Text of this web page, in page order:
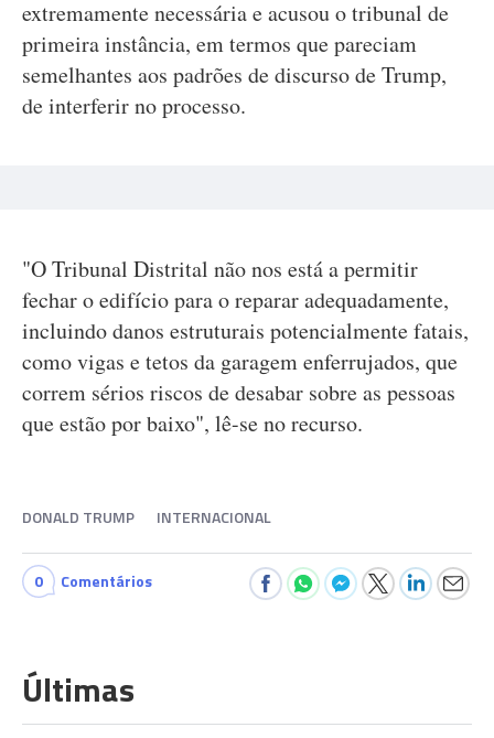
extremamente necessária e acusou o tribunal de
primeira instância, em termos que pareciam
semelhantes aos padrões de discurso de Trump,
de interferir no processo.
"O Tribunal Distrital não nos está a permitir
fechar o edifício para o reparar adequadamente,
incluindo danos estruturais potencialmente fatais,
como vigas e tetos da garagem enferrujados, que
correm sérios riscos de desabar sobre as pessoas
que estão por baixo", lê-se no recurso.
DONALD TRUMP INTERNACIONAL
0 Comentários
Últimas